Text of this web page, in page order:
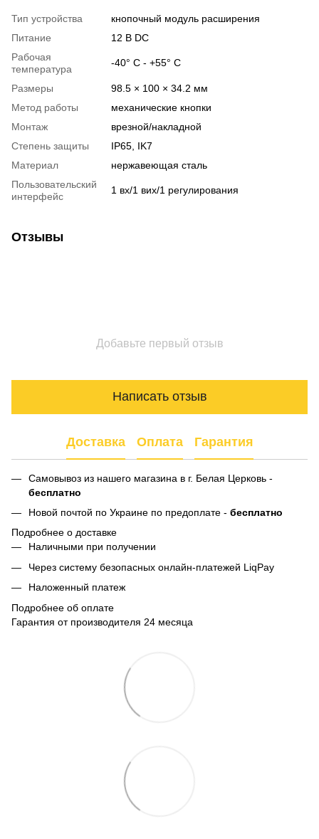
Тип устройства
кнопочный модуль расширения
Питание
12 В DC
Рабочая
температура
-40° C - +55° C
Размеры
98.5 × 100 × 34.2 мм
Метод работы
механические кнопки
Монтаж
врезной/накладной
Степень защиты
IP65, IK7
Материал
нержавеющая сталь
Пользовательский
интерфейс
1 вх/1 вих/1 регулирования
Отзывы
Добавьте первый отзыв
Написать отзыв
Доставка Оплата Гарантия
Самовывоз из нашего магазина в г. Белая Церковь -
бесплатно
Новой почтой по Украине по предоплате - бесплатно
Подробнее о доставке
Наличными при получении
Через систему безопасных онлайн-платежей LiqPay
Наложенный платеж
Подробнее об оплате
Гарантия от производителя 24 месяца